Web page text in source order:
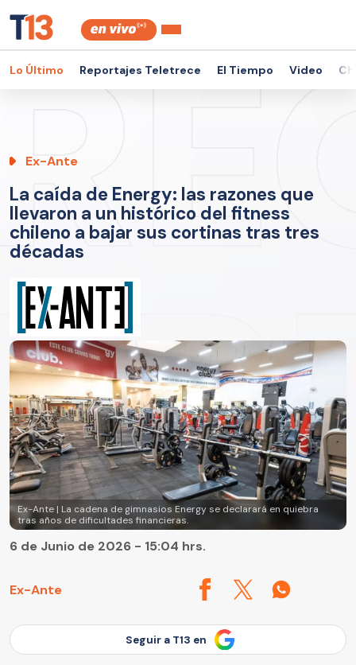
Lo Último Reportajes Teletrece El Tiempo Video
Ex-Ante
La caída de Energy: las razones que
llevaron a un histórico del fitness
chileno a bajar sus cortinas tras tres
décadas
Ex-Ante | La cadena de gimnasios Energy se declarará en quiebra
tras años de dificultades financieras.
Ex-Ante
6 de Junio de 2026 - 15:04 hrs.
Seguir a T13 en